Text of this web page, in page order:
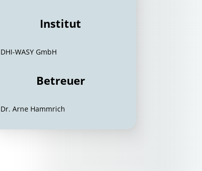
Institut
DHI-WASY GmbH
Betreuer
Dr. Arne Hammrich